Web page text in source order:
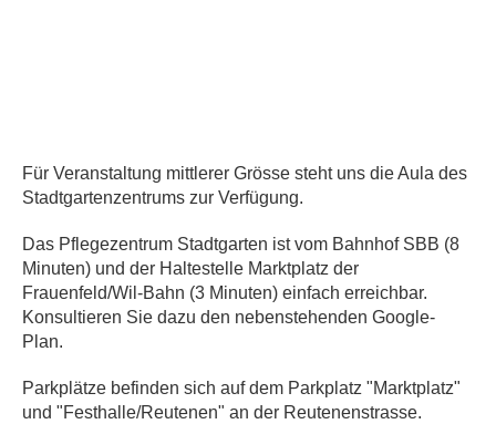
Für Veranstaltung mittlerer Grösse steht uns die Aula des
Stadtgartenzentrums zur Verfügung.
Das Pflegezentrum Stadtgarten ist vom Bahnhof SBB (8
Minuten) und der Haltestelle Marktplatz der
Frauenfeld/Wil-Bahn (3 Minuten) einfach erreichbar.
Konsultieren Sie dazu den nebenstehenden Google-
Plan.
Parkplätze befinden sich auf dem Parkplatz "Marktplatz"
und "Festhalle/Reutenen" an der Reutenenstrasse.